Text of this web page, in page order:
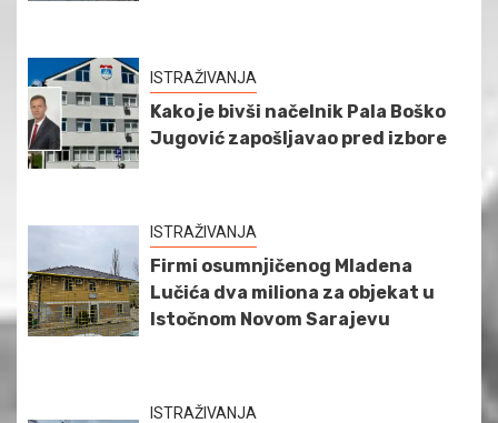
ISTRAŽIVANJA
Kako je bivši načelnik Pala Boško
Jugović zapošljavao pred izbore
ISTRAŽIVANJA
Firmi osumnjičenog Mladena
Lučića dva miliona za objekat u
Istočnom Novom Sarajevu
ISTRAŽIVANJA